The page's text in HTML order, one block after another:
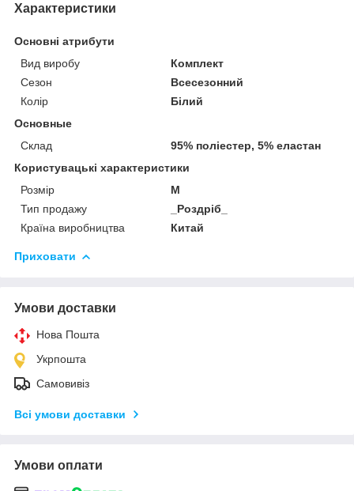
Характеристики
Основні атрибути
Вид виробу
Комплект
Сезон
Всесезонний
Колір
Білий
Основные
Склад
95% поліестер, 5% еластан
Користувацькі характеристики
Розмір
M
Тип продажу
_Роздріб_
Країна виробництва
Китай
Приховати
Умови доставки
Нова Пошта
Укрпошта
Самовивіз
Всі умови доставки
Умови оплати